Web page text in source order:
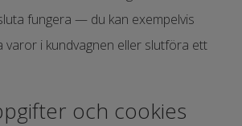
fungera — du kan exempelvis
varor i kundvagnen eller slutföra ett
och cookies